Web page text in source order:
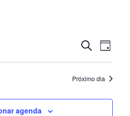
E
Procurar
eventos
do
Dia
Próximo dia
agenda